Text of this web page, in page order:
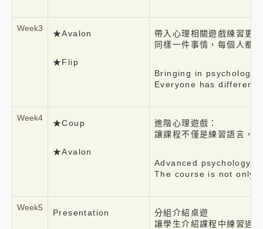
Week3
★Avalon
★Flip
帶入心理相關遊戲練習更
同樣一件事情，每個人都
Bringing in
Everyone has different
Week4
★Coup
★Avalon
進階心理遊戲：
讓課程不僅是練習語言，
Advanced psychology-
The course is not only
Week5
Presentation
分組介紹桌遊
讓學生介紹課程中練習過